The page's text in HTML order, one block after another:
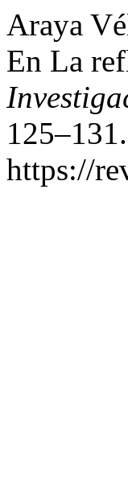
Araya
En La
https://